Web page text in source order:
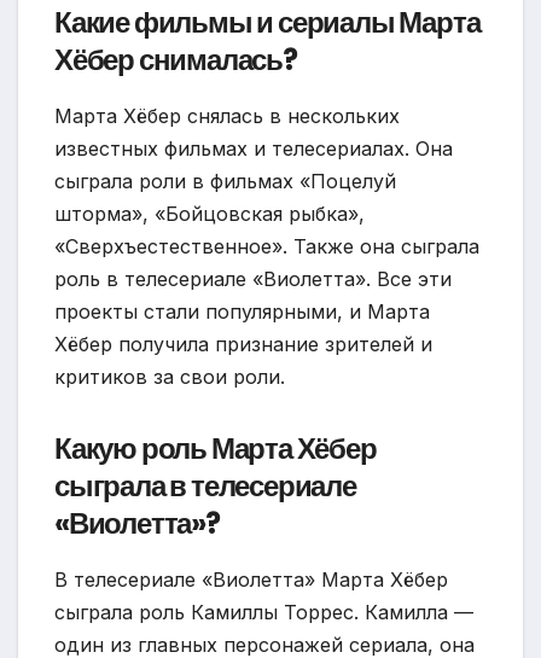
Какие фильмы и сериалы Марта
Хёбер снималась?
Марта Хёбер снялась в нескольких
известных фильмах и телесериалах. Она
сыграла роли в фильмах «Поцелуй
шторма», «Бойцовская рыбка»,
«Сверхъестественное». Также она сыграла
роль в телесериале «Виолетта». Все эти
проекты стали популярными, и Марта
Хёбер получила признание зрителей и
критиков за свои роли.
Какую роль Марта Хёбер
сыграла в телесериале
«Виолетта»?
В телесериале «Виолетта» Марта Хёбер
сыграла роль Камиллы Торрес. Камилла —
один из главных персонажей сериала, она